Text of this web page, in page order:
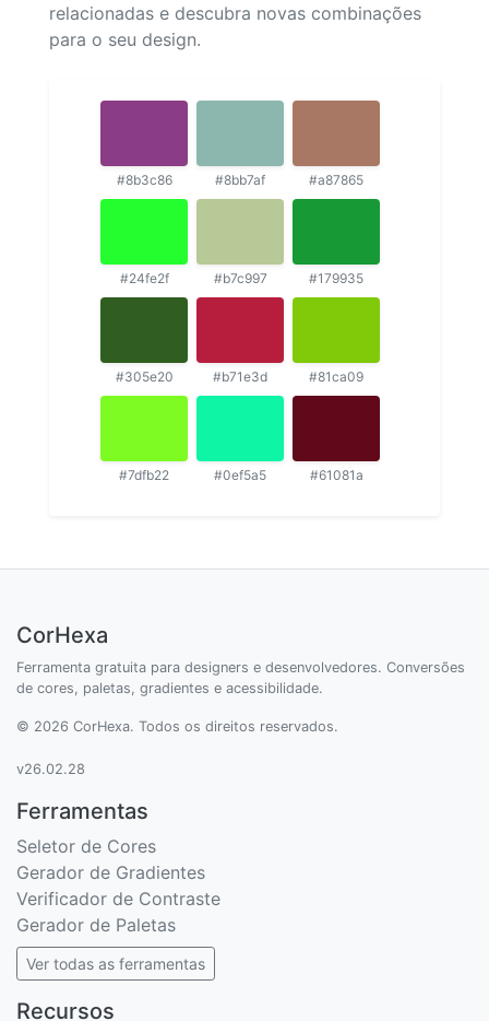
relacionadas e descubra novas combinações
para o seu design.
#8b3c86 #8bb7af #a87865
#24fe2f #b7c997 #179935
#305e20 #b71e3d #81ca09
#7dfb22 #0ef5a5 #61081a
CorHexa
Ferramenta gratuita para designers e desenvolvedores. Conversões
de cores, paletas, gradientes e acessibilidade.
© 2026 CorHexa. Todos os direitos reservados.
v26.02.28
Ferramentas
Seletor de Cores
Gerador de Gradientes
Verificador de Contraste
Gerador de Paletas
Ver todas as ferramentas
Recursos